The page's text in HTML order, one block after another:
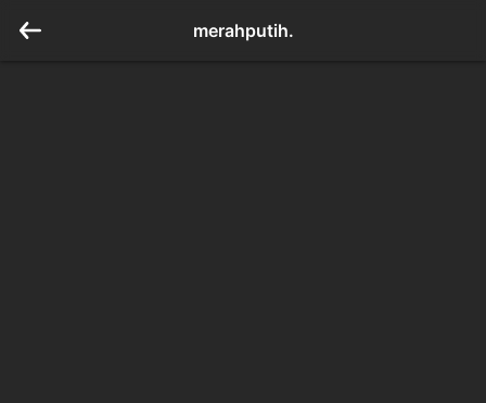
merahputih.